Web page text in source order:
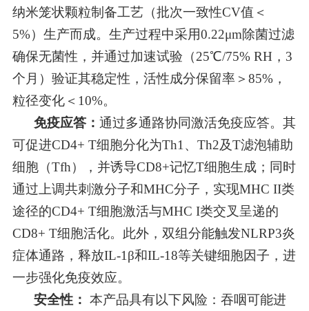
纳米笼状颗粒制备工艺（批次一致性CV值＜
5%）生产而成。生产过程中采用0.22μm除菌过滤
确保无菌性，并通过加速试验（25℃/75% RH，3
个月）验证其稳定性，活性成分保留率＞85%，
粒径变化＜10%。
免疫应答： 通过多通路协同激活免疫应答。其
可促进CD4+ T细胞分化为Th1、Th2及T滤泡辅助
细胞（Tfh），并诱导CD8+记忆T细胞生成；同时
通过上调共刺激分子和MHC分子，实现MHC II类
途径的CD4+ T细胞激活与MHC I类交叉呈递的
CD8+ T细胞活化。此外，双组分能触发NLRP3炎
症体通路，释放IL-1β和IL-18等关键细胞因子，进
一步强化免疫效应。
安全性： 本产品具有以下风险：吞咽可能进